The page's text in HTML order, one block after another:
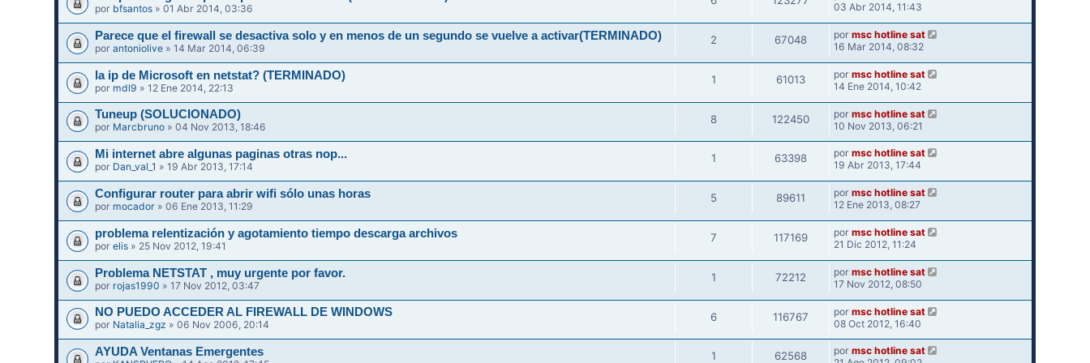
por bfsantos » 01 Abr 2014, 03:36
03 Abr 2014, 11:43
Parece que el firewall se desactiva solo y en menos de un segundo se vuelve a activar(TERMINADO)
porantoniolive » 14 Mar 2014, 06:39
2 67048 por msc hotline sat
16 Mar 2014, 08:32
la ip de Microsoft en netstat? (TERMINADO)
por mdl9 » 12 Ene 2014, 22:13
1 61013 por msc hotline sat
14 Ene 2014, 10:42
Tuneup (SOLUCIONADO)
por Marcbruno » 04 Nov 2013, 18:46
8 122450 por msc hotline sat
10 Nov 2013, 06:21
Mi internet abre algunas paginas otras nop...
por Dan_val_1 » 19 Abr 2013, 17:14
1 63398 por msc hotline sat
19 Abr 2013, 17:44
Configurar router para abrir wifi sólo unas horas
por mocador » 06 Ene 2013, 11:29
5 89611 por msc hotline sat
12 Ene 2013, 08:27
problema relentización y agotamiento tiempo descarga archivos
porelis » 25 Nov 2012, 19:41
7 117169 por msc hotline sat
21 Dic 2012, 11:24
Problema NETSTAT , muy urgente por favor.
por rojas1990 » 17 Nov 2012, 03:47
1 72212 por msc hotline sat
17 Nov 2012, 08:50
NO PUEDO ACCEDER AL FIREWALL DE WINDOWS
por Natalia_zgz » 06 Nov 2006, 20:14
6 116767 por msc hotline sat
08 Oct 2012, 16:40
AYUDA Ventanas Emergentes 1 62568 por msc hotline sat